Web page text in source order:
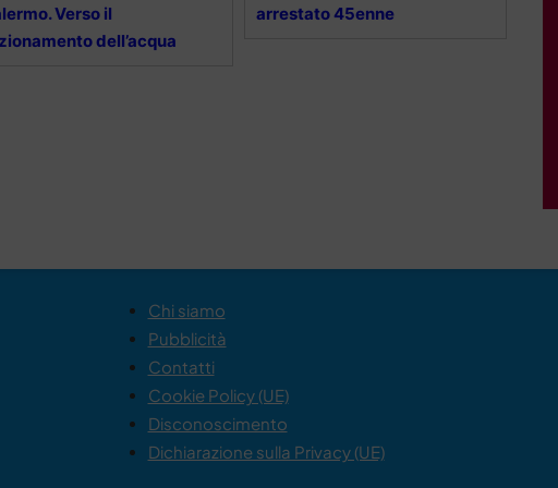
Verso il
dell’acqua
arrestato 45enne
Chi siamo
Pubblicità
Contatti
Cookie Policy (UE)
Disconoscimento
Dichiarazione sulla Privacy (UE)